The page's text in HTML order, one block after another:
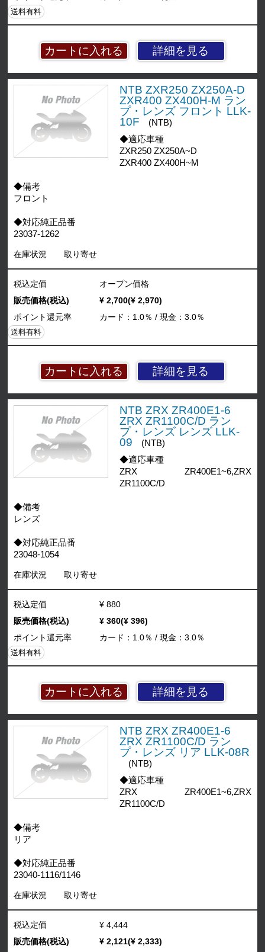
詳細を見る
送料有料
NTB ZXR250 ZX250A-D
ZXR400 ZX400H-M ラン
プ・レンズ フロント LLK-
10F
(NTB)
◆適応車種
ZXR250 ZX250A~D
ZXR400 ZX400H~M
◆備考
フロント
◆対応純正品番
23037-1262
在庫状況 取り寄せ
詳細を見る
税込定価
オープン価格
販売価格(税込)
¥ 2,700(¥ 2,970)
ポイント還元率
カード：1.0％ / 現金：3.0％
送料有料
NTB ZRX ZR400E1-6
ZRX ZR1100C/D ラン
プ・レンズ レンズ LLK-
09
(NTB)
◆適応車種
ZRX ZR400E1~6,ZRX
ZR1100C/D
◆備考
レンズ
◆対応純正品番
23048-1054
在庫状況 取り寄せ
詳細を見る
税込定価
¥ 880
販売価格(税込)
¥ 360(¥ 396)
ポイント還元率
カード：1.0％ / 現金：3.0％
送料有料
NTB ZRX ZR400E1-6
ZRX ZR1100C/D ラン
プ・レンズ リア LLK-08R
(NTB)
◆適応車種
ZRX ZR400E1~6,ZRX
ZR1100C/D
◆備考
リア
◆対応純正品番
23040-1116/1146
在庫状況 取り寄せ
税込定価
¥ 4,444
販売価格(税込)
¥ 2,121(¥ 2,333)